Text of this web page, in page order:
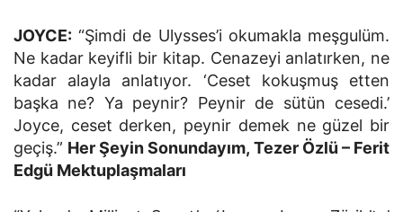
JOYCE: “Şimdi de Ulysses’i okumakla meşgulüm.
Ne kadar keyifli bir kitap. Cenazeyi anlatırken, ne
kadar alayla anlatıyor. ‘Ceset kokuşmuş etten
başka ne? Ya peynir? Peynir de sütün cesedi.’
Joyce, ceset derken, peynir demek ne güzel bir
geçiş.” Her Şeyin Sonundayım, Tezer Özlü – Ferit
Edgü Mektuplaşmaları